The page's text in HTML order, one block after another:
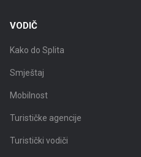
VODIČ
Kako do Splita
Smještaj
Mobilnost
Turističke agencije
Turistički vodiči